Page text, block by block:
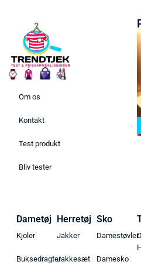
Om os
Kontakt
Test produkt
Bliv tester
Bedste Saunatæppe 2025 –
Find de bedste produkter her!
Dametøj
Kjoler
Buksedragter
Herretøj
Jakker
Jakkesæt
Sko
Damestøvler
Damesko